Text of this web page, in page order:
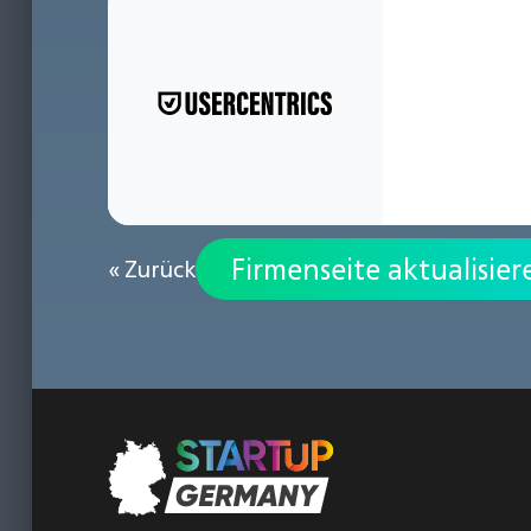
« Zurück Firmenseite